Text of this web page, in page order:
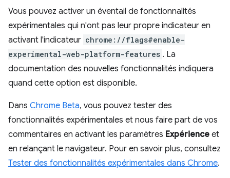
Vous pouvez activer un éventail de fonctionnalités
expérimentales qui n'ont pas leur propre indicateur en
activant l'indicateur chrome://flags#enable-
experimental-web-platform-features . La
documentation des nouvelles fonctionnalités indiquera
quand cette option est disponible.
Dans Chrome Beta, vous pouvez tester des
fonctionnalités expérimentales et nous faire part de vos
commentaires en activant les paramètres Expérience et
en relançant le navigateur. Pour en savoir plus, consultez
Tester des fonctionnalités expérimentales dans Chrome.